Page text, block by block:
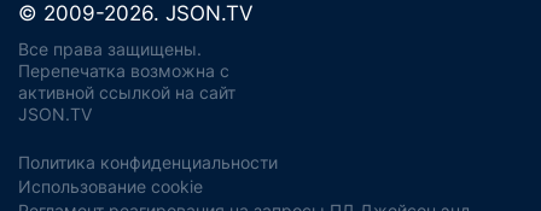
© 2009-2026. JSON.TV
Все права защищены.
Перепечатка возможна с
активной ссылкой на сайт
JSON.TV
Политика конфиденциальности
Использование cookie